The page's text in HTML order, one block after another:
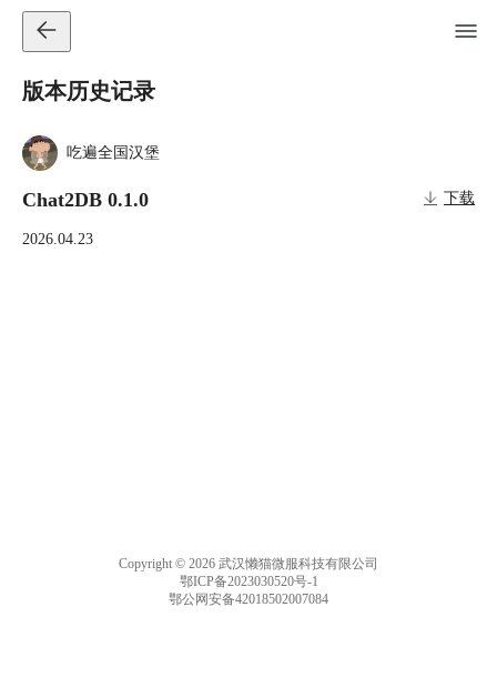
版本历史记录
吃遍全国汉堡
Chat2DB 0.1.0 下载
2026.04.23
Copyright © 2026 武汉懒猫微服科技有限公司
鄂ICP备2023030520号-1
鄂公网安备42018502007084